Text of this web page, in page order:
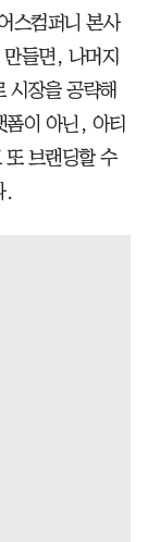
스컴퍼니 본사
들면, 나머지
시장을 공략해
폼이 아닌, 아티
또 브랜딩할 수
.